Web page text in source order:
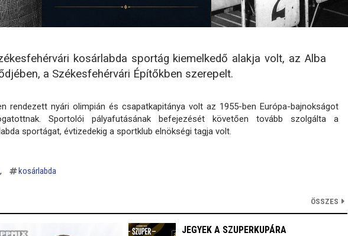
kosárlabda sportág kiemelkedő alakja volt, az Alba
a Székesfehérvári Építőkben szerepelt.
rendezett nyári olimpián és csapatkapitánya volt az 1955-ben Európa-bajnokságot
Sportolói pályafutásának befejezését követően tovább szolgálta a
sportágat, évtizedekig a sportklub elnökségi tagja volt.
kosárlabda
ÖSSZES
JEGYEK A SZUPERKUPÁRA